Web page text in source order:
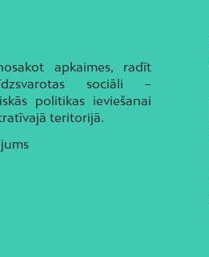
apkaimes, radīt
sociāli –
politikas ieviešanai
teritorijā.